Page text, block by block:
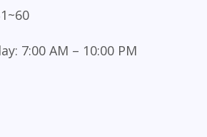
7:00 AM – 10:00 PM